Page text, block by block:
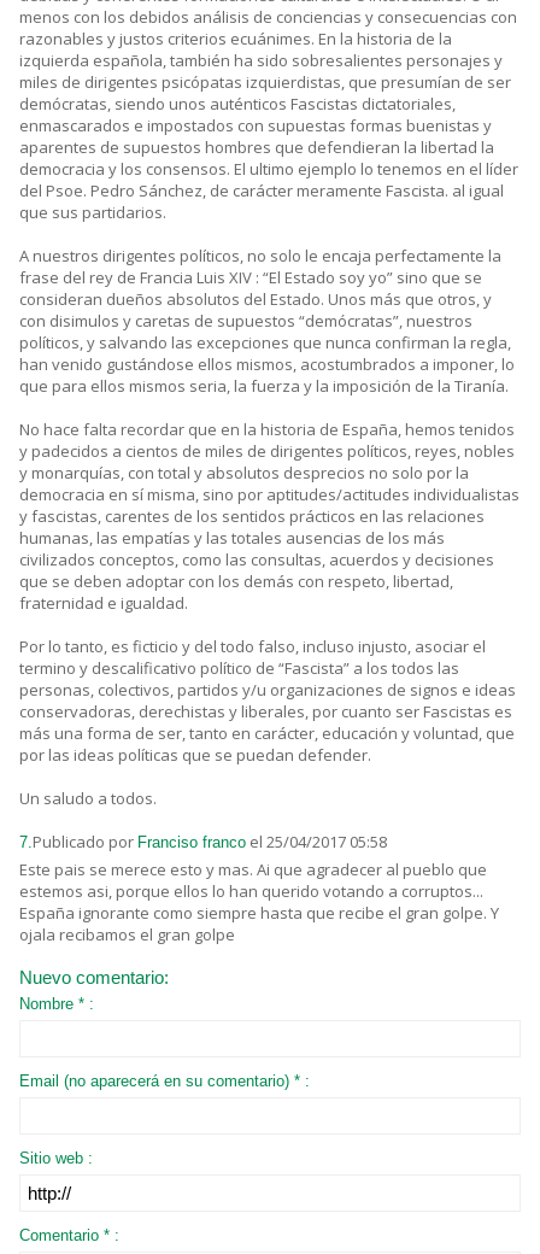
menos con los debidos análisis de conciencias y consecuencias con
razonables y justos criterios ecuánimes. En la historia de la
izquierda española, también ha sido sobresalientes personajes y
miles de dirigentes psicópatas izquierdistas, que presumían de ser
demócratas, siendo unos auténticos Fascistas dictatoriales,
enmascarados e impostados con supuestas formas buenistas y
aparentes de supuestos hombres que defendieran la libertad la
democracia y los consensos. El ultimo ejemplo lo tenemos en el líder
del Psoe. Pedro Sánchez, de carácter meramente Fascista. al igual
que sus partidarios.
A nuestros dirigentes políticos, no solo le encaja perfectamente la
frase del rey de Francia Luis XIV : “El Estado soy yo” sino que se
consideran dueños absolutos del Estado. Unos más que otros, y
con disimulos y caretas de supuestos “demócratas”, nuestros
políticos, y salvando las excepciones que nunca confirman la regla,
han venido gustándose ellos mismos, acostumbrados a imponer, lo
que para ellos mismos seria, la fuerza y la imposición de la Tiranía.
No hace falta recordar que en la historia de España, hemos tenidos
y padecidos a cientos de miles de dirigentes políticos, reyes, nobles
y monarquías, con total y absolutos desprecios no solo por la
democracia en sí misma, sino por aptitudes/actitudes individualistas
y fascistas, carentes de los sentidos prácticos en las relaciones
humanas, las empatías y las totales ausencias de los más
civilizados conceptos, como las consultas, acuerdos y decisiones
que se deben adoptar con los demás con respeto, libertad,
fraternidad e igualdad.
Por lo tanto, es ficticio y del todo falso, incluso injusto, asociar el
termino y descalificativo político de “Fascista” a los todos las
personas, colectivos, partidos y/u organizaciones de signos e ideas
conservadoras, derechistas y liberales, por cuanto ser Fascistas es
más una forma de ser, tanto en carácter, educación y voluntad, que
por las ideas políticas que se puedan defender.
Un saludo a todos.
7. Publicado por Franciso franco el 25/04/2017 05:58
Este pais se merece esto y mas. Ai que agradecer al pueblo que
estemos asi, porque ellos lo han querido votando a corruptos...
España ignorante como siempre hasta que recibe el gran golpe. Y
ojala recibamos el gran golpe
Nuevo comentario:
Nombre * :
Email (no aparecerá en su comentario) * :
Sitio web :
Comentario * :